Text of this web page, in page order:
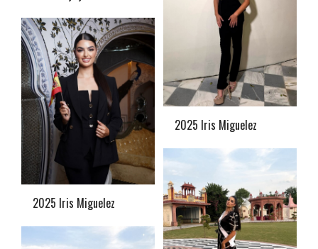
2025 Iris Miguelez
2025 Iris Miguelez